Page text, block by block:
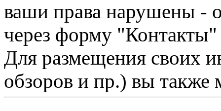
ваши права нарушены -
через форму "Контакты"
Для размещения своих
обзоров и пр.) вы также